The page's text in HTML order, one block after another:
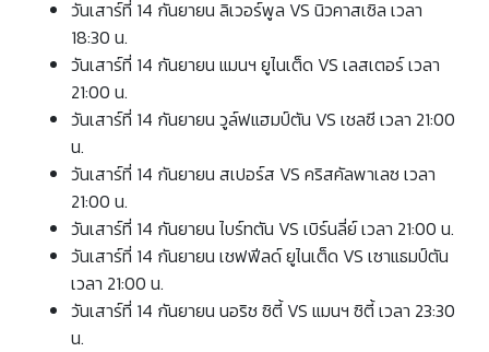
วันเสาร์ที่ 14 กันยายน ลิเวอร์พูล VS นิวคาสเซิล เวลา
18:30 น.
วันเสาร์ที่ 14 กันยายน แมนฯ ยูไนเต็ด VS เลสเตอร์ เวลา
21:00 น.
วันเสาร์ที่ 14 กันยายน วูล์ฟแฮมป์ตัน VS เชลซี เวลา 21:00
น.
วันเสาร์ที่ 14 กันยายน สเปอร์ส VS คริสคัลพาเลซ เวลา
21:00 น.
วันเสาร์ที่ 14 กันยายน ไบร์ทตัน VS เบิร์นลี่ย์ เวลา 21:00 น.
วันเสาร์ที่ 14 กันยายน เชฟฟีลด์ ยูไนเต็ด VS เซาแธมป์ตัน
เวลา 21:00 น.
วันเสาร์ที่ 14 กันยายน นอริช ซิตี้ VS แมนฯ ซิตี้ เวลา 23:30
น.